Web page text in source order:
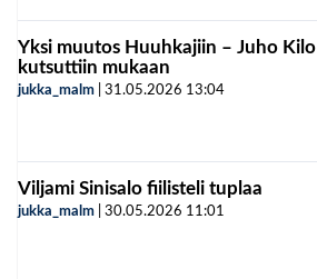
Yksi muutos Huuhkajiin – Juho Kilo
kutsuttiin mukaan
jukka_malm 31.05.2026 13:04
Viljami Sinisalo fiilisteli tuplaa
jukka_malm 30.05.2026 11:01